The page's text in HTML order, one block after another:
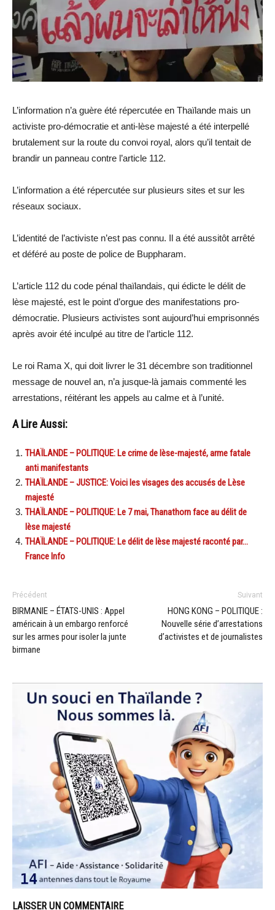
L’information n’a guère été répercutée en Thaïlande mais un
activiste pro-démocratie et anti-lèse majesté a été interpellé
brutalement sur la route du convoi royal, alors qu’il tentait de
brandir un panneau contre l’article 112.
L’information a été répercutée sur plusieurs sites et sur les
réseaux sociaux.
L’identité de l’activiste n’est pas connu. Il a été aussitôt arrêté
et déféré au poste de police de Buppharam.
L’article 112 du code pénal thaïlandais, qui édicte le délit de
lèse majesté, est le point d’orgue des manifestations pro-
démocratie. Plusieurs activistes sont aujourd’hui emprisonnés
après avoir été inculpé au titre de l’article 112.
Le roi Rama X, qui doit livrer le 31 décembre son traditionnel
message de nouvel an, n’a jusque-là jamais commenté les
arrestations, réitérant les appels au calme et à l’unité.
A Lire Aussi:
THAÏLANDE – POLITIQUE: Le crime de lèse-majesté, arme fatale
anti manifestants
THAÏLANDE – JUSTICE: Voici les visages des accusés de Lèse
majesté
THAÏLANDE – POLITIQUE: Le 7 mai, Thanathorn face au délit de
lèse majesté
THAÏLANDE – POLITIQUE: Le délit de lèse majesté raconté par…
France Info
Précédent
BIRMANIE – ÉTATS-UNIS : Appel
américain à un embargo renforcé
sur les armes pour isoler la junte
birmane
Suivant
HONG KONG – POLITIQUE :
Nouvelle série d’arrestations
d’activistes et de journalistes
LAISSER UN COMMENTAIRE